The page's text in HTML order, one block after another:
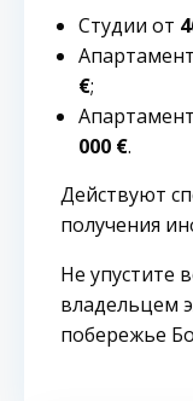
Студии от
€;
000 €.
Действуют
получения
Не упустите
владельцем
побережье